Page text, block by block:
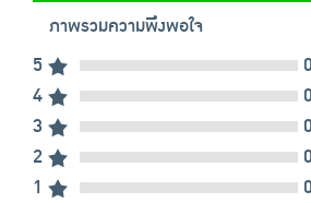
ภาพรวมความพึงพอใจ
5
0
4
0
3
0
2
0
1
0